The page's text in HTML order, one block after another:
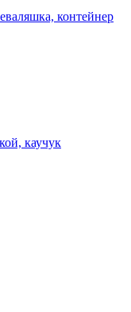
контейнер
каучук